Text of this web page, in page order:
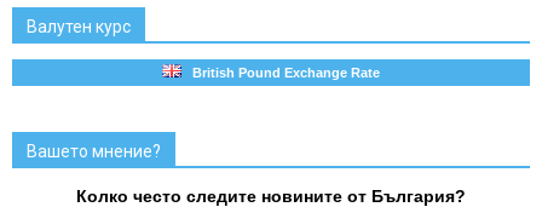
Валутен курс
British Pound Exchange Rate
Вашето мнение?
Колко често следите новините от България?